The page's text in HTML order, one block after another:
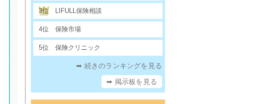
3位 LIFULL保険相談
4位 保険市場
5位 保険クリニック
➡ 続きのランキングを見る
➡ 掲示板を見る